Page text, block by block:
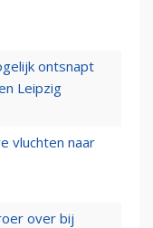
ontsnapt
Leipzig
vluchten naar
over bij